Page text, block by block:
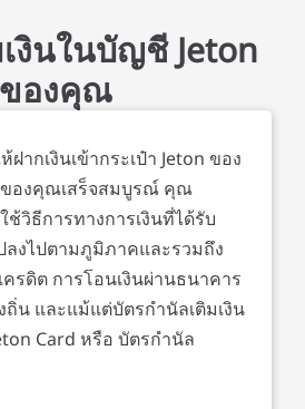
งินในบัญชี Jeton
ของคุณ
ากเงินเข้ากระเป๋า Jeton ของ
องคุณเสร็จสมบูรณ์ คุณ
ช้วิธีการทางการเงินที่ได้รับ
ลงไปตามภูมิภาคและรวมถึง
รดิต การโอนเงินผ่านธนาคาร
น และแม้แต่บัตรกำนัลเติมเงิน
Card หรือ บัตรกำนัล